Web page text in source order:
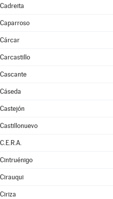
Cadreita
Caparroso
Cárcar
Carcastillo
Cascante
Cáseda
Castejón
Castillonuevo
C.E.R.A.
Cintruénigo
Cirauqui
Ciriza